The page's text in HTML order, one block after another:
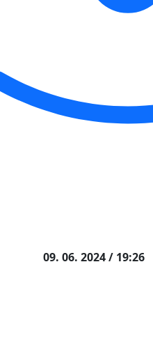
09. 06. 2024 / 19:26